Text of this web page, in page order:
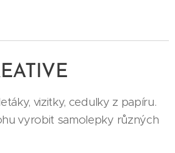
vizitky, cedulky z papíru.
vyrobit samolepky různých